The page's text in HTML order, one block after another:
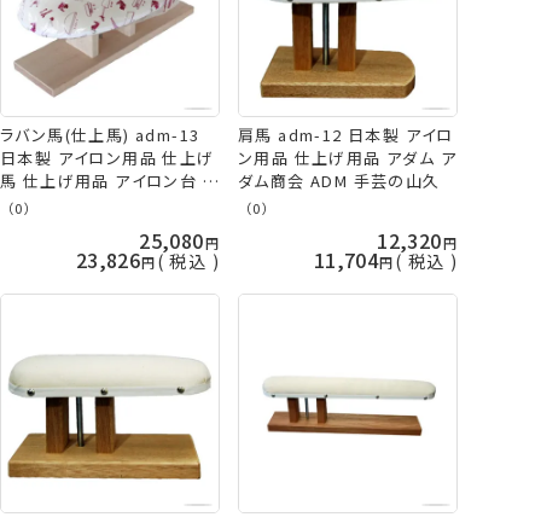
ラバン馬(仕上馬) adm-13
日本製 アイロン用品 仕上げ
馬 仕上げ用品 アイロン台 ア
ダム アダム商会 ADM 手芸
（0）
25,080
23,826 税込
肩馬 adm-12 日本製 アイロ
ン用品 仕上げ用品 アダム ア
ダム商会 ADM 手芸の山久
（0）
12,320
11,704 税込